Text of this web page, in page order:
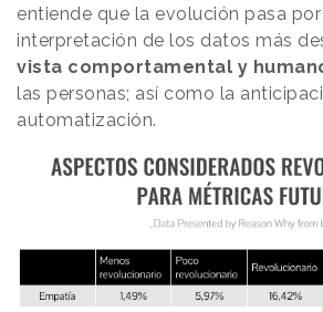
entiende que la evolución pasa
interpretación de los datos más
vista comportamental y
las personas; así como la
automatización.